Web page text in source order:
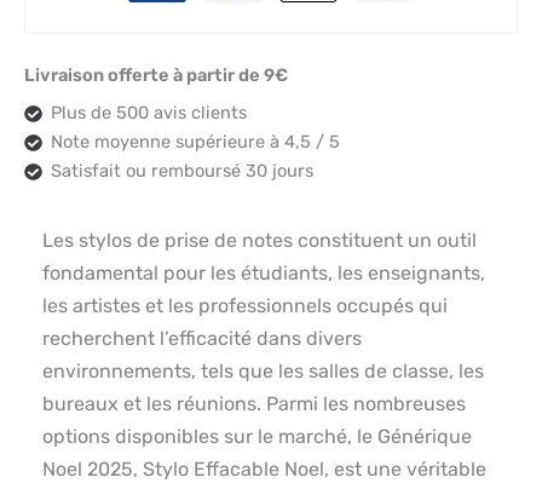
Livraison offerte à partir de 9€
Plus de 500 avis clients
Note moyenne supérieure à 4,5 / 5
Satisfait ou remboursé 30 jours
Les stylos de prise de notes constituent un outil
fondamental pour les étudiants, les enseignants,
les artistes et les professionnels occupés qui
recherchent l’efficacité dans divers
environnements, tels que les salles de classe, les
bureaux et les réunions. Parmi les nombreuses
options disponibles sur le marché, le Générique
Noel 2025, Stylo Effacable Noel, est une véritable